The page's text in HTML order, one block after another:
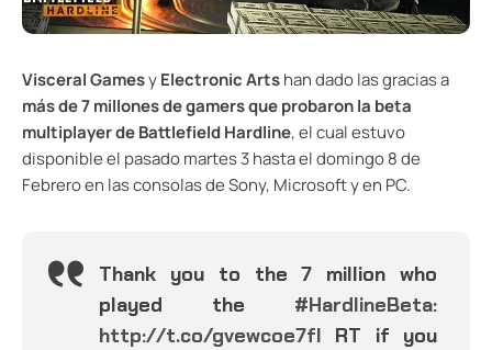
Visceral GamesyElectronic Artshan dado las gracias a
más de 7 millones de gamers que probaron la beta
multiplayer de Battlefield Hardline, el cual estuvo
disponible el pasado martes 3 hasta el domingo 8 de
Febrero en las consolas de Sony, Microsoft y en PC.
Thank you to the 7 million who
played the #HardlineBeta:
http://t.co/gvewcoe7fI RT if you